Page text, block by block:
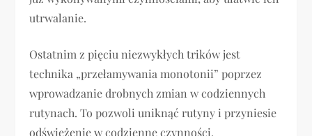
utrwalanie.
Ostatnim z pięciu niezwykłych trików jest
technika „przełamywania monotonii” poprzez
wprowadzanie drobnych zmian w codziennych
rutynach. To pozwoli uniknąć rutyny i przyniesie
odświeżenie w codzienne czynności.